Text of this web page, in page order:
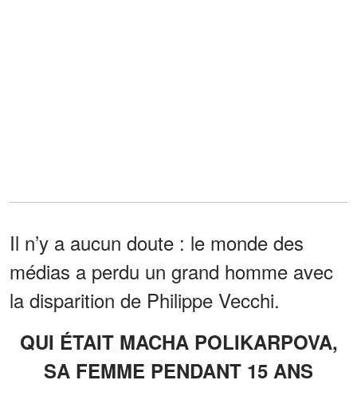
Il n’y a aucun doute : le monde des
médias a perdu un grand homme avec
la disparition de Philippe Vecchi.
QUI ÉTAIT MACHA POLIKARPOVA,
SA FEMME PENDANT 15 ANS